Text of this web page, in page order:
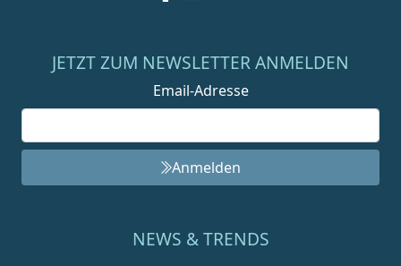
JETZT ZUM NEWSLETTER ANMELDEN
Email-Adresse
Anmelden
NEWS & TRENDS